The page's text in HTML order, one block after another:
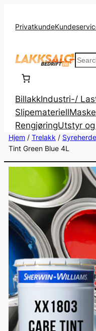
Privatkunde
BillakkIndustri-/
Slipemateriell
RengjøringUtstyr
Hjem/ Trelakk /
Tint Green Blue 4L